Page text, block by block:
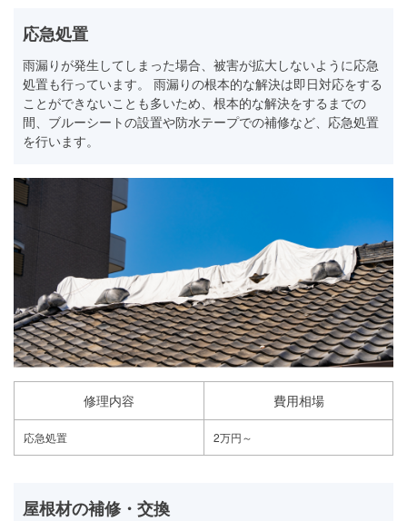
応急処置
雨漏りが発生してしまった場合、被害が拡大しないように応急
処置も行っています。 雨漏りの根本的な解決は即日対応をする
ことができないことも多いため、根本的な解決をするまでの
間、ブルーシートの設置や防水テープでの補修など、応急処置
を行います。
修理内容 費用相場
応急処置 2万円～
屋根材の補修・交換